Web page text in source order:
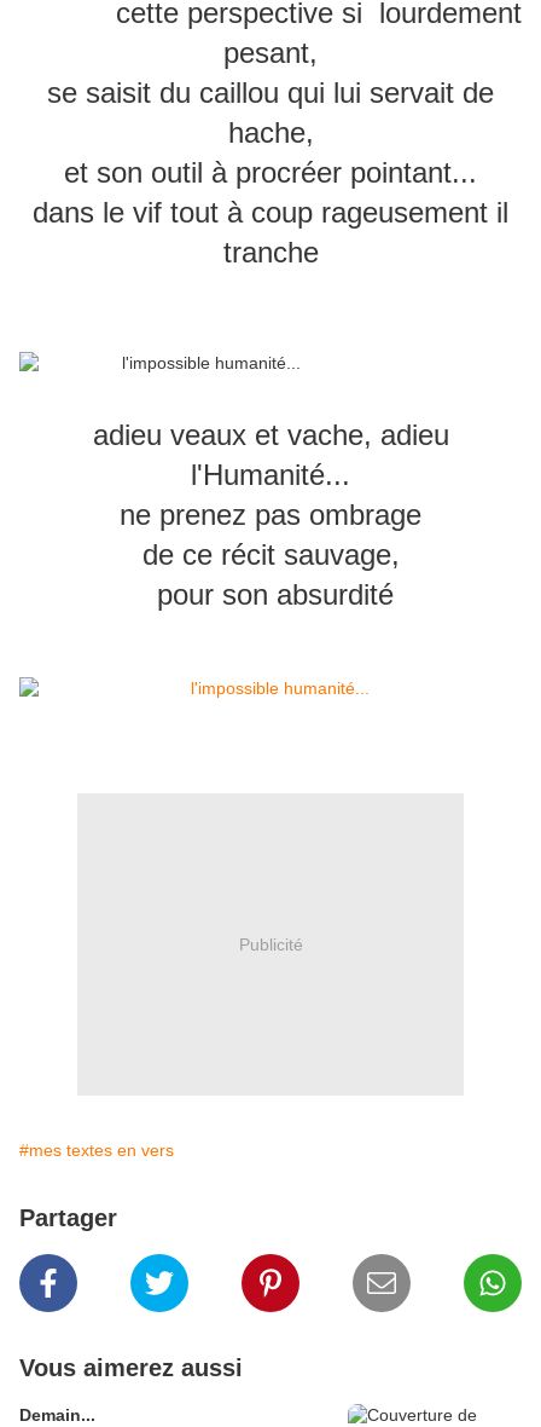
cette perspective si lourdement
pesant,
se saisit du caillou qui lui servait de
hache,
et son outil à procréer pointant...
dans le vif tout à coup rageusement il
tranche
adieu veaux et vache, adieu
l'Humanité...
ne prenez pas ombrage
de ce récit sauvage,
pour son absurdité
Publicité
#mes textes en vers
Partager
Vous aimerez aussi
Demain...